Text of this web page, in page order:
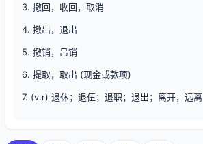
3. 撤回，收回，取消
4. 撤出，退出
5. 撤销，吊销
6. 提取，取出 (现金或款项)
7. (v.r) 退休；退伍；退职；退出；离开，远离